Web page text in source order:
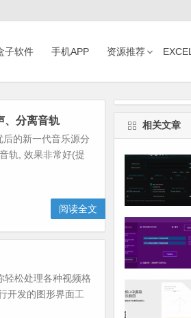
子软件 手机APP 资源推荐 EXCEL
、分离音轨
的新一代音乐源分
轨, 效果非常好(提
阅读全文
轻松处理各种视频格
开发的图形界面工
相关文章